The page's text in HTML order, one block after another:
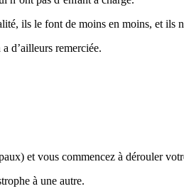
ils le font de moins en moins, et ils
d’ailleurs remerciée.
et vous commencez à dérouler
à une autre.